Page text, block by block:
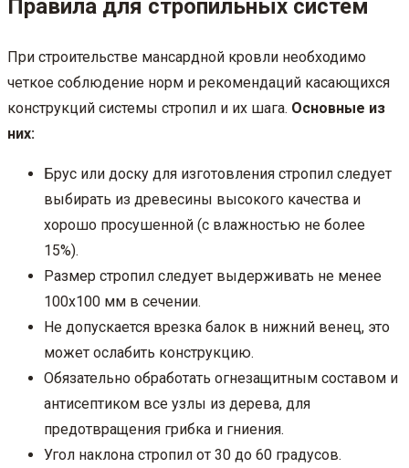
Правила для стропильных систем
При строительстве мансардной кровли необходимо
четкое соблюдение норм и рекомендаций касающихся
конструкций системы стропил и их шага. Основные из
них:
Брус или доску для изготовления стропил следует
выбирать из древесины высокого качества и
хорошо просушенной (с влажностью не более
15%).
Размер стропил следует выдерживать не менее
100х100 мм в сечении.
Не допускается врезка балок в нижний венец, это
может ослабить конструкцию.
Обязательно обработать огнезащитным составом и
антисептиком все узлы из дерева, для
предотвращения грибка и гниения.
Угол наклона стропил от 30 до 60 градусов.